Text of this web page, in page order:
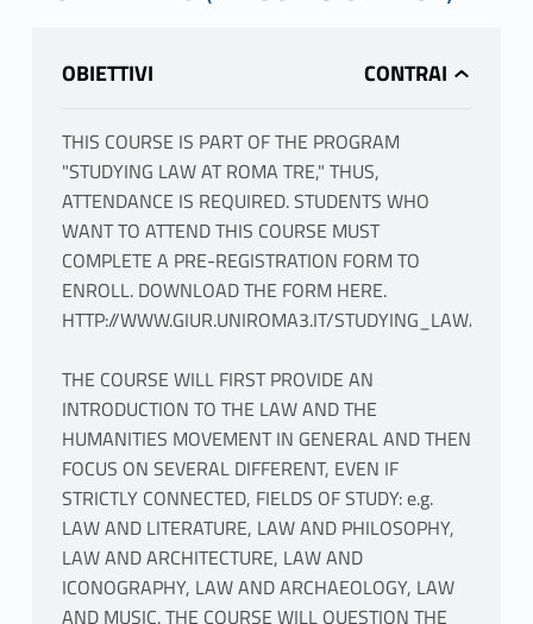
OBIETTIVI
THIS COURSE IS PART OF THE PROGRAM
"STUDYING LAW AT ROMA TRE," THUS,
ATTENDANCE IS REQUIRED. STUDENTS WHO
WANT TO ATTEND THIS COURSE MUST
COMPLETE A PRE-REGISTRATION FORM TO
ENROLL. DOWNLOAD THE FORM HERE.
HTTP://WWW.GIUR.UNIROMA3.IT/STUDYING_LAW/
THE COURSE WILL FIRST PROVIDE AN
INTRODUCTION TO THE LAW AND THE
HUMANITIES MOVEMENT IN GENERAL AND THEN
FOCUS ON SEVERAL DIFFERENT, EVEN IF
STRICTLY CONNECTED, FIELDS OF STUDY: e.g.
LAW AND LITERATURE, LAW AND PHILOSOPHY,
LAW AND ARCHITECTURE, LAW AND
ICONOGRAPHY, LAW AND ARCHAEOLOGY, LAW
AND MUSIC. THE COURSE WILL QUESTION THE